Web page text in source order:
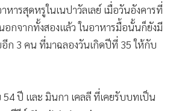
หารสุดหรูในเนปาวัลเลย์ เมื่อวันอังคารที่
อกจากทั้งสองแล้ว ในอาหารมื้อนั้นก็ยังมี
ก 3 คน ที่มาฉลองวันเกิดปีที่ 35 ให้กับ
54 ปี และ มินกา เคลลี ที่เคยรับบทเป็น